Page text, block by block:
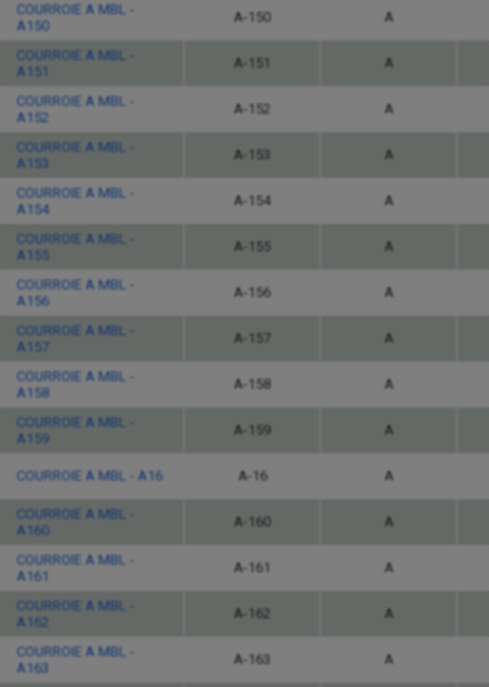
COURROIE A MBL -
A150
A-150 A
COURROIE A MBL -
A151
A-151 A
COURROIE A MBL -
A152
A-152 A
COURROIE A MBL -
A153
A-153 A
COURROIE A MBL -
A154
A-154 A
COURROIE A MBL -
A155
A-155 A
COURROIE A MBL -
A156
A-156 A
COURROIE A MBL -
A157
A-157 A
COURROIE A MBL -
A158
A-158 A
COURROIE A MBL -
A159
A-159 A
COURROIE A MBL - A16 A-16 A
COURROIE A MBL -
A160
A-160 A
COURROIE A MBL -
A161
A-161 A
COURROIE A MBL -
A162
A-162 A
COURROIE A MBL -
A163
A-163 A